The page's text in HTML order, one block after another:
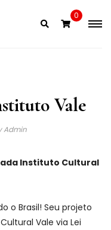
0
Vale
Admin
Instituto Cultural
o Brasil! Seu projeto
Vale via Lei